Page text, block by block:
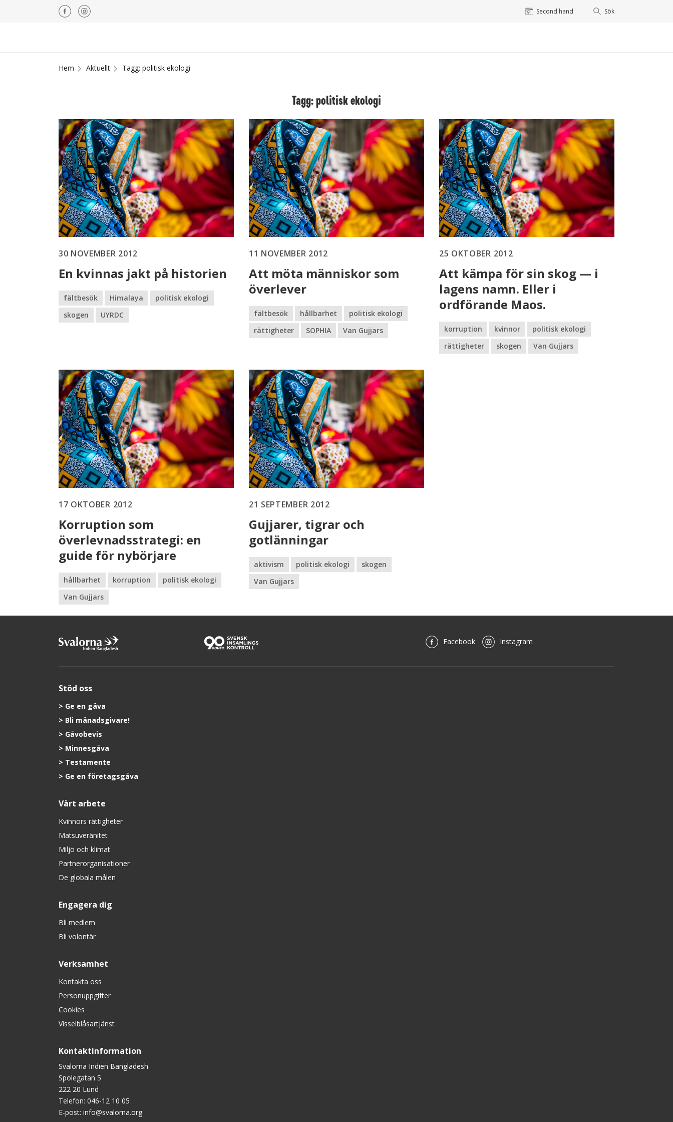
Second hand Sök
Hem Aktuellt Tagg: politisk ekologi
Tagg: politisk ekologi
30 NOVEMBER 2012
En kvinnas jakt på historien
fältbesök Himalaya
politisk ekologi
skogen
UYRDC
11 NOVEMBER 2012
Att möta människor som
överlever
fältbesök hållbarhet
politisk ekologi
rättigheter
SOPHIA Van Gujjars
25 OKTOBER 2012
Att kämpa för sin skog — i
lagens namn. Eller i
ordförande Maos.
korruption kvinnor
politisk ekologi
rättigheter
skogen Van Gujjars
17 OKTOBER 2012
Korruption som
överlevnadsstrategi: en
guide för nybörjare
hållbarhet korruption
politisk ekologi
Van Gujjars
21 SEPTEMBER 2012
Gujjarer, tigrar och
gotlänningar
aktivism politisk ekologi
skogen
Van Gujjars
Facebook Instagram
Stöd oss
Ge en gåva
Bli månadsgivare!
Gåvobevis
Minnesgåva
Testamente
Ge en företagsgåva
Vårt arbete
Kvinnors rättigheter
Matsuveränitet
Miljö och klimat
Partnerorganisationer
De globala målen
Engagera dig
Bli medlem
Bli volontär
Verksamhet
Kontakta oss
Personuppgifter
Cookies
Visselblåsartjänst
Kontaktinformation
Svalorna Indien Bangladesh
Spolegatan 5
222 20 Lund
Telefon: 046-12 10 05
E-post: info@svalorna.org